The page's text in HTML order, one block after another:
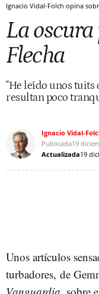
Ignacio Vidal-Folch opina
La oscura
Flecha
"He leído unos tuits
resultan poco
Ignacio Vidal-
Publicada19
Actualizada19
Unos artículos
turbadores, de